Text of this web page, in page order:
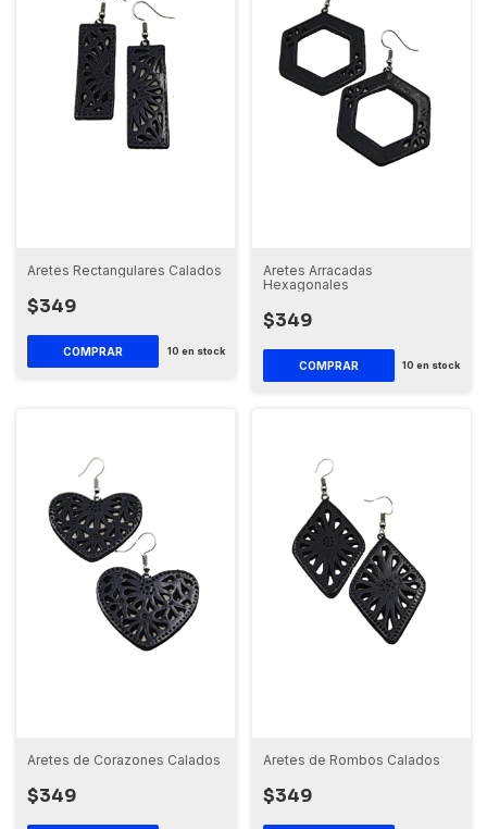
Aretes Rectangulares Calados
$349
10 en stock
Aretes Arracadas
Hexagonales
$349
10 en stock
Aretes de Corazones Calados
$349
Aretes de Rombos Calados
$349